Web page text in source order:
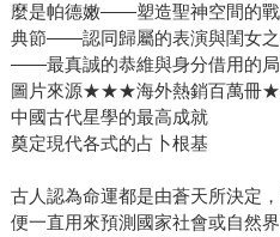
麼是帕德嫩——塑造聖神空間的
典節——認同歸屬的表演與閨女
——最真誠的恭維與身分借用的局
圖片來源★★★海外熱銷百萬
中國古代星學的最高成就
奠定現代各式的占卜根基
古人認為命運都是由蒼天所決定
便一直用來預測國家社會或自然